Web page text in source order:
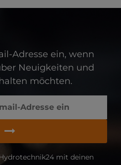
Adresse ein, wenn
Neuigkeiten und
möchten.
mit deinen